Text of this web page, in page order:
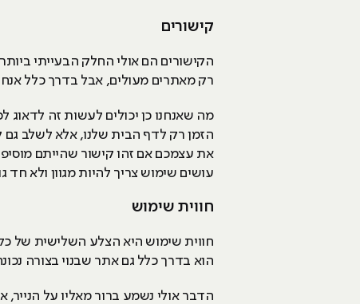
קישורים
הקישורים הם אולי החלק הבעייתי
רק מאתרים מעולים, אבל בדרך כלל
מה שאנחנו כן יכולים לעשות זה לדאוג
הזמן רק לדף הבית שלנו, אלא לשלב גם
את עצמכם אם זהו קישור שהייתם
עושים שימוש צריך להיות מגוון ולא חד
חווית שימוש
חווית שימוש היא הצלע השלישית של
הוא בדרך כלל גם אתר שבנוי בצורה
הדבר אולי נשמע ברור מאליו על